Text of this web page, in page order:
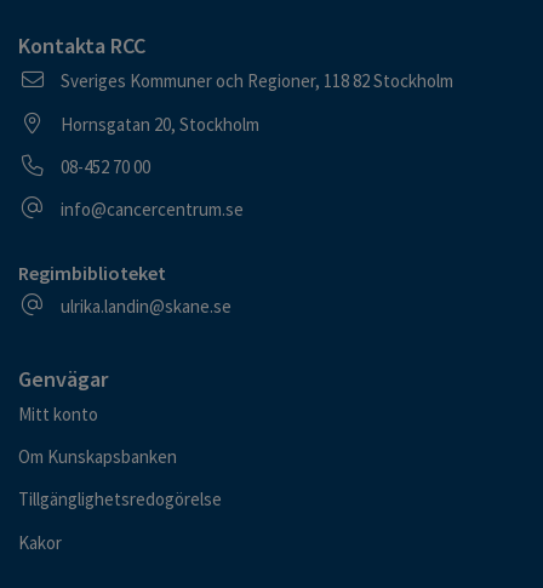
Kontakta RCC
Postadress
Sveriges Kommuner och Regioner, 118 82 Stockholm
Besöksadress
Hornsgatan 20, Stockholm
Telefonnummer
08-452 70 00
E-postadress
info@cancercentrum.se
Regimbiblioteket
E-postadress
ulrika.landin@skane.se
Genvägar
Mitt konto
Om Kunskapsbanken
Tillgänglighetsredogörelse
Kakor